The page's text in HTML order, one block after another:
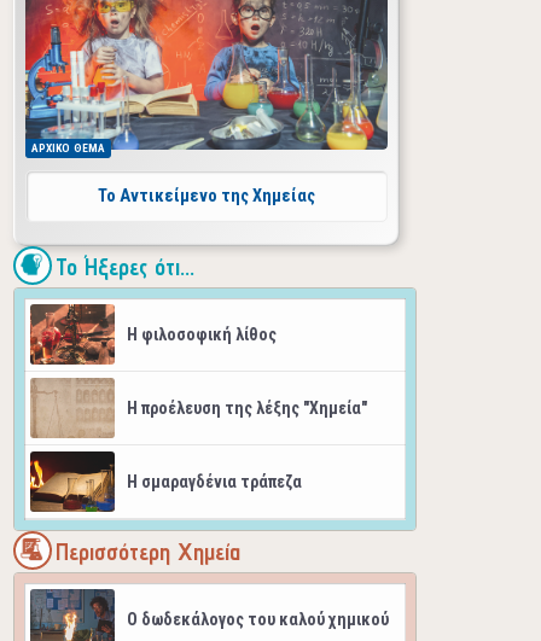
ΑΡΧΙΚΟ ΘΕΜΑ
Το Αντικείμενο της Χημείας
Το Ήξερες ότι...
H φιλοσοφική λίθος
Η προέλευση της λέξης "Χημεία"
Η σμαραγδένια τράπεζα
Προηγμένα υλικά: Κράματα μνήμης
σχήματος
Περισσότερη Χημεία
O δωδεκάλογος του καλού χημικού